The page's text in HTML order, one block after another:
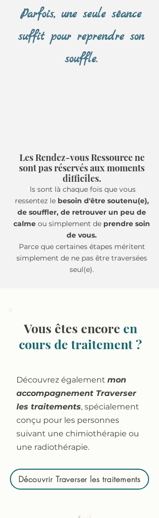
Parfois, une seule séance
suffit pour reprendre son
souffle.
Les Rendez-vous Ressource ne
sont pas réservés aux moments
difficiles.
ls sont là chaque fois que vous
ressentez le besoin d'être soutenu(e),
de souffler, de retrouver un peu de
calme ou simplement de prendre soin
de vous.
Parce que certaines étapes méritent
simplement de ne pas être traversées
seul(e).
Vous êtes encore en
cours de traitement ?
Découvrez également mon
accompagnement Traverser
les traitements, spécialement
conçu pour les personnes
suivant une chimiothérapie ou
une radiothérapie.
Découvrir Traverser les traitements